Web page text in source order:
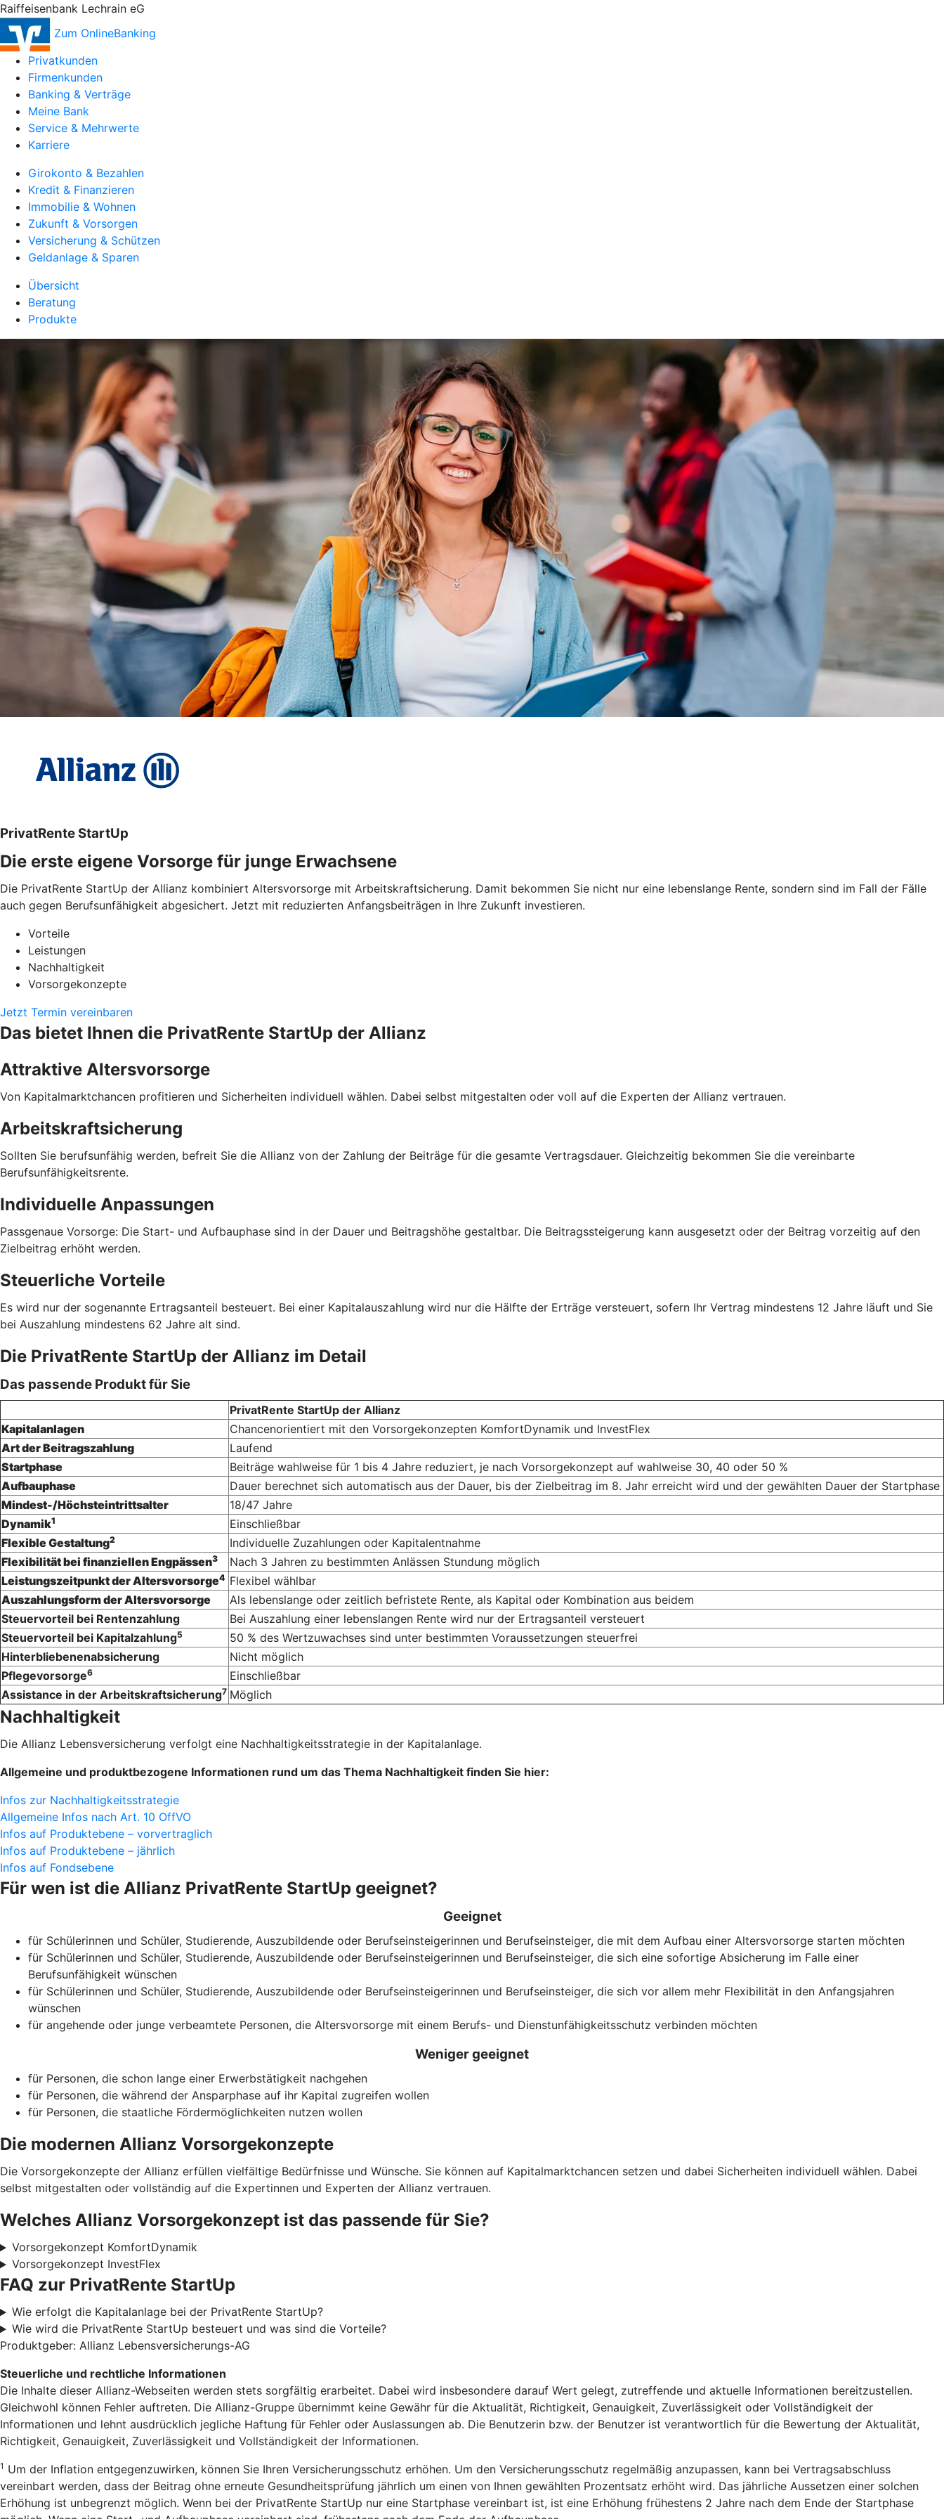
Raiffeisenbank Lechrain eG
Zum OnlineBanking
Privatkunden
Firmenkunden
Banking & Verträge
Meine Bank
Service & Mehrwerte
Karriere
Girokonto & Bezahlen
Kredit & Finanzieren
Immobilie & Wohnen
Zukunft & Vorsorgen
Versicherung & Schützen
Geldanlage & Sparen
Übersicht
Beratung
Produkte
PrivatRente StartUp
Die erste eigene Vorsorge für junge Erwachsene
Die PrivatRente StartUp der Allianz kombiniert Altersvorsorge mit Arbeitskraftsicherung. Damit bekommen Sie nicht nur eine lebenslange Rente, sondern sind im Fall der Fälle
auch gegen Berufsunfähigkeit abgesichert. Jetzt mit reduzierten Anfangsbeiträgen in Ihre Zukunft investieren.
Vorteile
Leistungen
Nachhaltigkeit
Vorsorgekonzepte
Jetzt Termin vereinbaren
Das bietet Ihnen die PrivatRente StartUp der Allianz
Attraktive Altersvorsorge
Von Kapitalmarktchancen profitieren und Sicherheiten individuell wählen. Dabei selbst mitgestalten oder voll auf die Experten der Allianz vertrauen.
Arbeitskraftsicherung
Sollten Sie berufsunfähig werden, befreit Sie die Allianz von der Zahlung der Beiträge für die gesamte Vertragsdauer. Gleichzeitig bekommen Sie die vereinbarte
Berufsunfähigkeitsrente.
Individuelle Anpassungen
Passgenaue Vorsorge: Die Start- und Aufbauphase sind in der Dauer und Beitragshöhe gestaltbar. Die Beitragssteigerung kann ausgesetzt oder der Beitrag vorzeitig auf den
Zielbeitrag erhöht werden.
Steuerliche Vorteile
Es wird nur der sogenannte Ertragsanteil besteuert. Bei einer Kapitalauszahlung wird nur die Hälfte der Erträge versteuert, sofern Ihr Vertrag mindestens 12 Jahre läuft und Sie
bei Auszahlung mindestens 62 Jahre alt sind.
Die PrivatRente StartUp der Allianz im Detail
Das passende Produkt für Sie
PrivatRente StartUp der Allianz
Kapitalanlagen
Chancenorientiert mit den Vorsorgekonzepten KomfortDynamik und InvestFlex
Art der Beitragszahlung
Laufend
Startphase
Beiträge wahlweise für 1 bis 4 Jahre reduziert, je nach Vorsorgekonzept auf wahlweise 30, 40 oder 50 %
Aufbauphase
Dauer berechnet sich automatisch aus der Dauer, bis der Zielbeitrag im 8. Jahr erreicht wird und der gewählten Dauer der Startphase
Mindest-/Höchsteintrittsalter
18/47 Jahre
Dynamik1
Einschließbar
Flexible Gestaltung2
Individuelle Zuzahlungen oder Kapital­entnahme
Flexibilität bei finanziellen Engpässen3
Nach 3 Jahren zu bestimmten Anlässen Stundung möglich
Leistungszeitpunkt der Altersvorsorge4 Flexibel wählbar
Auszahlungsform der Altersvorsorge
Als lebenslange oder zeitlich befristete Rente, als Kapital oder Kombination aus beidem
Steuervorteil bei Rentenzahlung
Bei Auszahlung einer lebenslangen Rente wird nur der Ertragsanteil versteuert
Steuervorteil bei Kapitalzahlung5
50 % des Wertzuwachses sind unter bestimmten Voraussetzungen steuerfrei
Hinterbliebenenabsicherung
Nicht möglich
Pflegevorsorge6
Einschließbar
Assistance in der Arbeitskraftsicherung7 Möglich
Nachhaltigkeit
Die Allianz Lebensversicherung verfolgt eine Nachhaltigkeitsstrategie in der Kapitalanlage.
Allgemeine und produktbezogene Informationen rund um das Thema Nachhaltigkeit finden Sie hier:
Infos zur Nachhaltigkeitsstrategie
Allgemeine Infos nach Art. 10 OffVO
Infos auf Produktebene – vorvertraglich
Infos auf Produktebene – jährlich
Infos auf Fondsebene
Für wen ist die Allianz Privat­Rente StartUp geeignet?
Geeignet
für Schülerinnen und Schüler, Studierende, Auszubildende oder Berufseinsteigerinnen und Berufseinsteiger, die mit dem Aufbau einer Altersvorsorge starten möchten
für Schülerinnen und Schüler, Studierende, Auszubildende oder Berufseinsteigerinnen und Berufseinsteiger, die sich eine sofortige Absicherung im Falle einer
Berufsunfähigkeit wünschen
für Schülerinnen und Schüler, Studierende, Auszubildende oder Berufseinsteigerinnen und Berufseinsteiger, die sich vor allem mehr Flexibilität in den Anfangsjahren
wünschen
für angehende oder junge verbeamtete Personen, die Altersvorsorge mit einem Berufs- und Dienstunfähigkeitsschutz verbinden möchten
Weniger geeignet
für Personen, die schon lange einer Erwerbstätigkeit nachgehen
für Personen, die während der Ansparphase auf ihr Kapital zugreifen wollen
für Personen, die staatliche Fördermöglichkeiten nutzen wollen
Die modernen Allianz Vorsorge­konzepte
Die Vorsorgekonzepte der Allianz erfüllen vielfältige Bedürfnisse und Wünsche. Sie können auf Kapitalmarktchancen setzen und dabei Sicherheiten individuell wählen. Dabei
selbst mitgestalten oder vollständig auf die Expertinnen und Experten der Allianz vertrauen.
Welches Allianz Vorsorgekonzept ist das passende für Sie?
Vorsorgekonzept KomfortDynamik
Vorsorgekonzept InvestFlex
FAQ zur PrivatRente StartUp
Wie erfolgt die Kapitalanlage bei der PrivatRente StartUp?
Wie wird die PrivatRente StartUp besteuert und was sind die Vorteile?
Produktgeber: Allianz Lebensversicherungs-AG
Steuerliche und rechtliche Informationen
Die Inhalte dieser Allianz-Webseiten werden stets sorgfältig erarbeitet. Dabei wird insbesondere darauf Wert gelegt, zutreffende und aktuelle Informationen bereitzustellen.
Gleichwohl können Fehler auftreten. Die Allianz-Gruppe übernimmt keine Gewähr für die Aktualität, Richtigkeit, Genauigkeit, Zuverlässigkeit oder Vollständigkeit der
Informationen und lehnt ausdrücklich jegliche Haftung für Fehler oder Auslassungen ab. Die Benutzerin bzw. der Benutzer ist verantwortlich für die Bewertung der Aktualität,
Richtigkeit, Genauigkeit, Zuverlässigkeit und Vollständigkeit der Informationen.
1 Um der Inflation entgegenzuwirken, können Sie Ihren Versicherungsschutz erhöhen. Um den Versicherungsschutz regelmäßig anzupassen, kann bei Vertragsabschluss
vereinbart werden, dass der Beitrag ohne erneute Gesundheitsprüfung jährlich um einen von Ihnen gewählten Prozentsatz erhöht wird. Das jährliche Aussetzen einer solchen
Erhöhung ist unbegrenzt möglich. Wenn bei der PrivatRente StartUp nur eine Startphase vereinbart ist, ist eine Erhöhung frühestens 2 Jahre nach dem Ende der Startphase